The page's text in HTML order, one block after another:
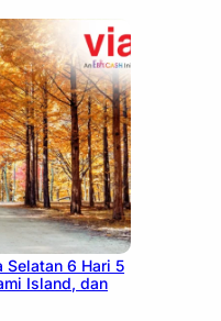
Selatan 6 Hari 5
Island, dan